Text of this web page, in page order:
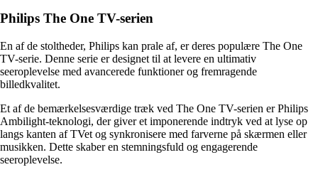
Philips The One TV-serien
En af de stoltheder, Philips kan prale af, er deres populære The One
TV-serie. Denne serie er designet til at levere en ultimativ
seeroplevelse med avancerede funktioner og fremragende
billedkvalitet.
Et af de bemærkelsesværdige træk ved The One TV-serien er Philips
Ambilight-teknologi, der giver et imponerende indtryk ved at lyse op
langs kanten af TVet og synkronisere med farverne på skærmen eller
musikken. Dette skaber en stemningsfuld og engagerende
seeroplevelse.